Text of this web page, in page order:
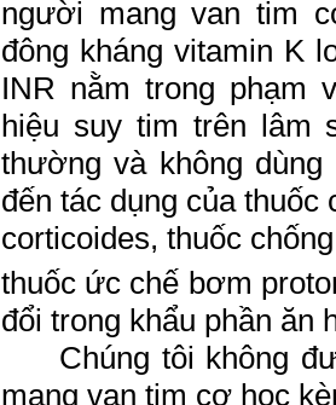
người mang van tim
đông kháng vitamin K
INR nằm trong phạm
hiệu suy tim trên lâm
thường và không
đến tác dụng của
corticoides, thuốc
thuốc ức chế bơm
đổi trong khẩu phần ăn
Chúng tôi không
mang van tim cơ học